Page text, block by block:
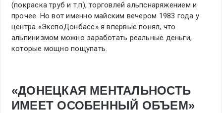
(покраска труб и т.п), торговлей альпснаряжением и
прочее. Но вот именно майским вечером 1983 года у
центра «ЭкспоДонбасс» я впервые понял, что
альпинизмом можно заработать реальные деньги,
которые мощно пощупать.
«ДОНЕЦКАЯ МЕНТАЛЬНОСТЬ
ИМЕЕТ ОСОБЕННЫЙ ОБЪЕМ»